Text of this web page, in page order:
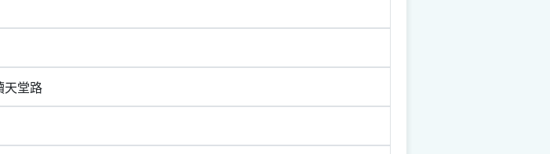
天堂路